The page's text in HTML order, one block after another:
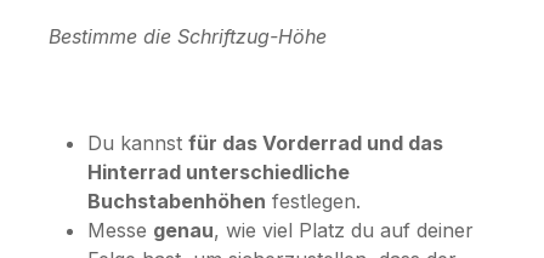
Bestimme die Schriftzug-Höhe
Du kannst für das Vorderrad und das
Hinterrad unterschiedliche
Buchstabenhöhen festlegen.
Messe genau, wie viel Platz du auf deiner